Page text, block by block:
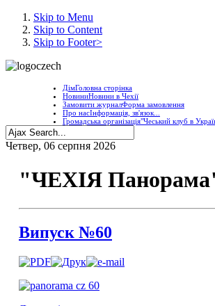
Skip to Menu
Skip to Content
Skip to Footer>
ДімГоловна сторінка
НовиниНовини в Чехії
Замовити журналФорма замовлення
Про насІнформація, зв'язок...
Громадська організація"Чеський клуб в
Четвер, 06 серпня 2026
"ЧЕХІЯ
Випуск №60